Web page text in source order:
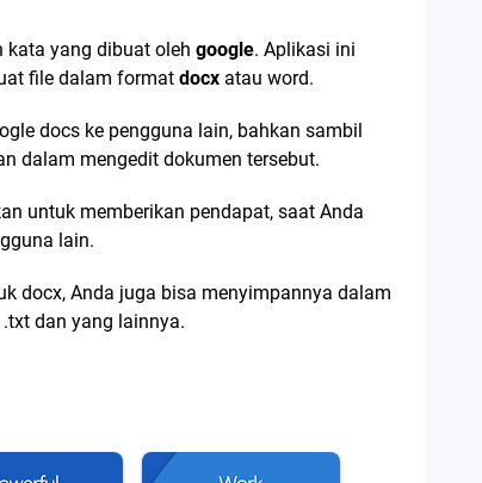
kata yang dibuat oleh google. Aplikasi ini
file dalam format docx atau word.
docs ke pengguna lain, bahkan sambil
dalam mengedit dokumen tersebut.
untuk memberikan pendapat, saat Anda
lain.
docx, Anda juga bisa menyimpannya dalam
dan yang lainnya.